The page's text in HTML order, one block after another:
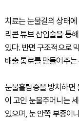
치료는 눈물길의 상태
리콘 튜브 삽입술을 통
있다. 반면 구조적으로
배출 통로를 만들어주
눈물흘림증을 방치하면
이 고인 눈물주머니는
있으며, 눈 안쪽 부종이